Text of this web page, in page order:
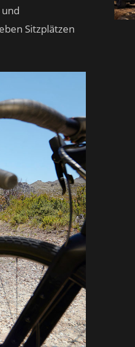
Sitzplätzen